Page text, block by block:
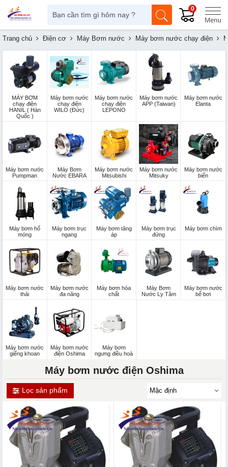
0
Trang chủ Điện cơ Máy Bơm nước Máy bơm nước chạy điện
MÁY BƠM
chạy điện
HANIL ( Hàn
Quốc )
Máy bơm nước
chạy điện
WILO (Đức)
Máy bơm nước
chạy điện
LEPONO
Máy bơm nước
APP (Taiwan)
Máy bơm nước
Elanta
Máy bơm nước
Pumpman
Máy Bơm
Nước EBARA
Máy bơm nước
Mitsubishi
Máy bơm nước
Mitsuky
Máy bơm nước
biển
Máy bơm hố
móng
Máy bơm trục
ngang
Máy bơm tăng
áp
Máy bơm trục
đứng
Máy bơm chìm
Máy bơm nước
thải
Máy bơm nước
đa năng
Máy bơm hóa
chất
Máy Bơm
Nước Ly Tâm
Máy bơm nước
bể bơi
Máy bơm nước
giếng khoan
Máy bơm nước
điện Oshima
Máy bơm
ngưng điều hoà
Máy bơm nước điện Oshima
Lọc sản phẩm